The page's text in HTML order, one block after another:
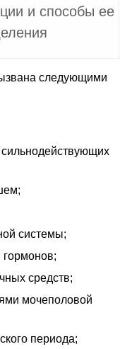
и способы ее
следующими
системы;
гормонов;
средств;
мочеполовой
периода;